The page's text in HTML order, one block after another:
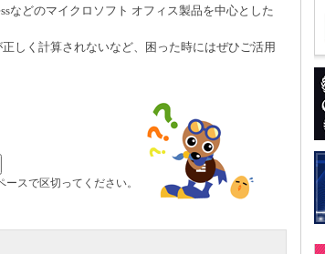
などのマイクロソフト オフィス製品を中心とした
しく計算されないなど、困った時にはぜひご活用
スで区切ってください。